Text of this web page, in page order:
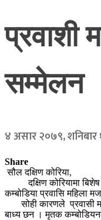
प्रवाशी
सम्मेलन
४ असार २०७९, शनिबार
Share
सौल दक्षिण कोरिया,
दक्षिण कोरियामा बिशेष
कम्बोडिया प्रवासि महिला
सोही कारणले प्रवासी
बाध्य छन । मृतक